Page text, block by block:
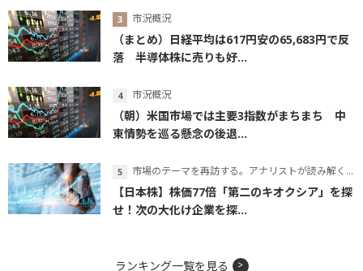
市況概況
（まとめ）日経平均は617円安の65,683円で反
落 半導体株に売りも好...
市況概況
（朝）米国市場では主要3指数がまちまち 中
東情勢を巡る懸念の後退...
市場のテーマを再訪する。アナリストが読み解くテーマの本質
【日本株】株価77倍「第二のキオクシア」を探
せ！次の大化け企業を探...
ランキング一覧を見る